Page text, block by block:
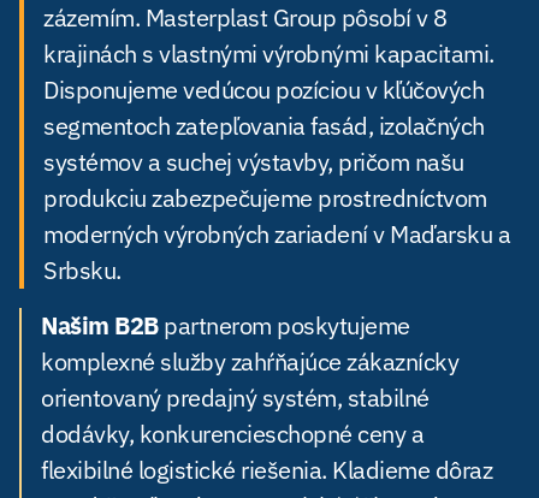
zázemím. Masterplast Group pôsobí v 8
krajinách s vlastnými výrobnými kapacitami.
Disponujeme vedúcou pozíciou v kľúčových
segmentoch zatepľovania fasád, izolačných
systémov a suchej výstavby, pričom našu
produkciu zabezpečujeme prostredníctvom
moderných výrobných zariadení v Maďarsku a
Srbsku.
Našim B2Bpartnerom poskytujeme
komplexné služby zahŕňajúce zákaznícky
orientovaný predajný systém, stabilné
dodávky, konkurencieschopné ceny a
flexibilné logistické riešenia. Kladieme dôraz